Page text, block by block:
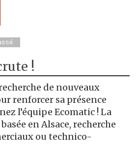
!
de nouveaux
renforcer sa présence
l’équipe Ecomatic ! La
en Alsace, recherche
ou technico-